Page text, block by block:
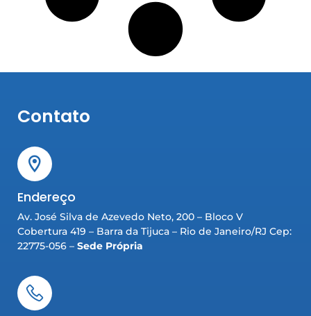
Contato
Endereço
Av. José Silva de Azevedo Neto, 200 – Bloco V
Cobertura 419 – Barra da Tijuca – Rio de Janeiro/RJ Cep:
22775-056 – Sede Própria